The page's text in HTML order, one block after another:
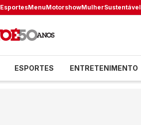
EsportesMenuMotorshowMulherSustentável
ESPORTES ENTRETENIMENTO